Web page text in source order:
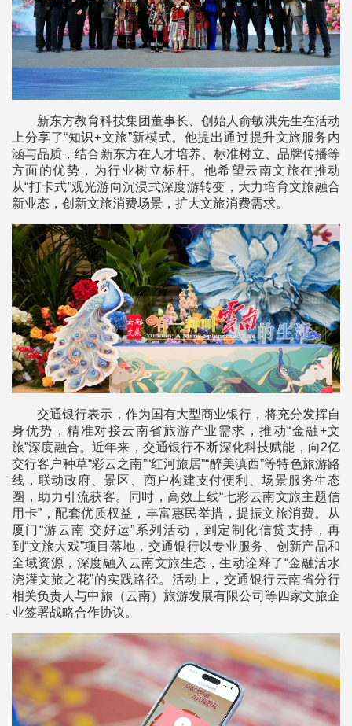
新东方教育科技集团董事长、创始人俞敏洪先生在活动
上分享了“知识+文旅”新模式。他提出通过提升文旅服务内
涵与品质，结合新东方在人才培养、标准树立、品牌传播等
方面的优势，为行业树立标杆。他希望云南文旅在推动
从“打卡式”观光游向沉浸式深度游转变，大力培育文旅融合
新业态，创新文旅消费场景，扩大文旅消费需求。
交通银行表示，作为国有大型商业银行，将充分发挥自
身优势，精准对接云南省旅游产业需求，推动“金融+文
旅”深度融合。近年来，交通银行不断深化科技赋能，向2亿
交行客户种草“彩云之南”“红河旅居”“醉美滇西”等特色旅游路
线，联动政府、景区、商户构建支付便利、场景服务生态
圈，助力引流获客。同时，高效上线“七彩云南文旅主题信
用卡”，配套优质权益，丰富惠民举措，提振文旅消费。从
厦门“游云南 交好运”系列活动，到定制化信贷支持，再
到“文旅大戏”项目落地，交通银行以专业服务、创新产品和
全域资源，深度融入云南文旅生态，生动诠释了“金融活水
浇灌文旅之花”的实践路径。活动上，交通银行云南省分行
相关负责人与中旅（云南）旅游发展有限公司等四家文旅企
业签署战略合作协议。